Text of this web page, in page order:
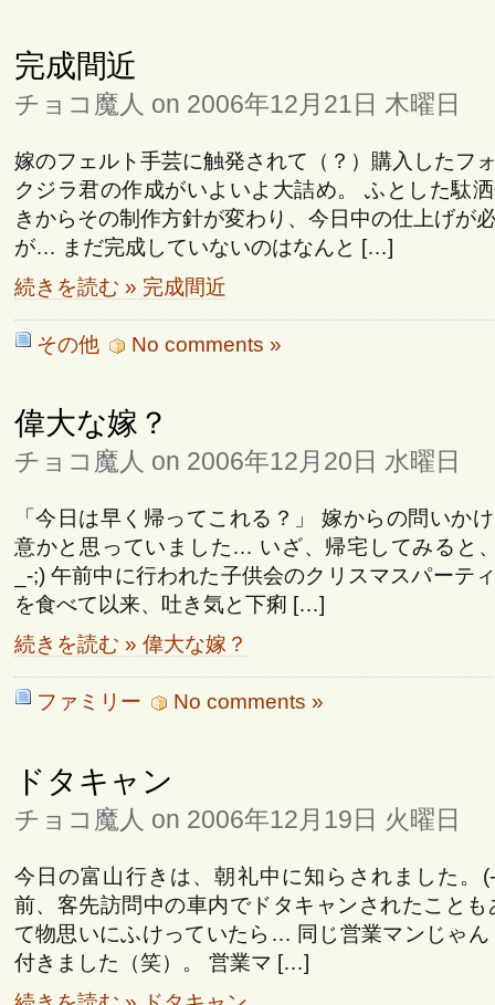
完成間近
チョコ魔人 on 2006年12月21日 木曜日
嫁のフェルト手芸に触発されて（？）購入したフ
クジラ君の作成がいよいよ大詰め。 ふとした駄
きからその制作方針が変わり、今日中の仕上げが
が… まだ完成していないのはなんと […]
続きを読む » 完成間近
その他 No comments »
偉大な嫁？
チョコ魔人 on 2006年12月20日 水曜日
「今日は早く帰ってこれる？」 嫁からの問いか
意かと思っていました… いざ、帰宅してみると
_-;) 午前中に行われた子供会のクリスマスパーテ
を食べて以来、吐き気と下痢 […]
続きを読む » 偉大な嫁？
ファミリー No comments »
ドタキャン
チョコ魔人 on 2006年12月19日 火曜日
今日の富山行きは、朝礼中に知らされました。
前、客先訪問中の車内でドタキャンされたこと
て物思いにふけっていたら… 同じ営業マンじゃ
付きました（笑）。 営業マ […]